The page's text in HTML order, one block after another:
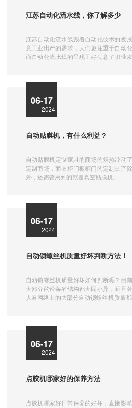
江苏自动化流水线，你了解多少
江苏自动化流水线跟着自动化技术的发
意工业出产的需求，人们更注重于自动
而自动化流水线的呈现正好满意了职业
械的技术人员为我们分析自动化流水线的
06-17
2024
自动贴膜机，有什么利益？
自动贴膜机定制家具的商场的炽热带动
定制商场，而衣柜门橱柜门的定制出产
外，还需要用到的就是真空贴膜机。
06-17
2024
自动锁螺丝机质量好坏判断方法！
自动锁螺丝机质量好坏如何判断呢？目
大部分的设备的结构都大同小异，而且
人看网络上的大部分自动锁螺丝机质量都
06-17
2024
点胶机哪家好的保养方法
点胶机哪家好日常保养的好坏，直接影